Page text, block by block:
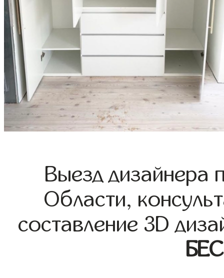
Выезд дизайнера
Области,
составление 3D